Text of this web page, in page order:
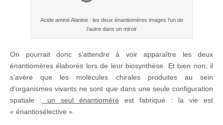
Acide aminé Alanine : les deux énantiomères images l’un de
l’autre dans un miroir
On pourrait donc s’attendre à voir apparaître les deux
énantiomères élaborés lors de leur biosynthèse. Et bien non, il
s’avère que les molécules chirales produites au sein
d’organismes vivants ne sont que dans une seule configuration
spatiale : un seul énantiomère est fabriqué : la vie est
« énantiosélective ».